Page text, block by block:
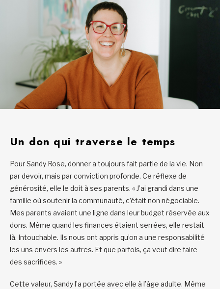
Un don qui traverse le temps
Pour Sandy Rose, donner a toujours fait partie de la vie. Non
par devoir, mais par conviction profonde. Ce réflexe de
générosité, elle le doit à ses parents. « J’ai grandi dans une
famille où soutenir la communauté, c’était non négociable.
Mes parents avaient une ligne dans leur budget réservée aux
dons. Même quand les finances étaient serrées, elle restait
là. Intouchable. Ils nous ont appris qu’on a une responsabilité
les uns envers les autres. Et que parfois, ça veut dire faire
des sacrifices. »
Cette valeur, Sandy l’a portée avec elle à l’âge adulte. Même